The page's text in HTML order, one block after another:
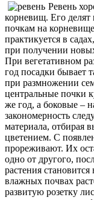
Ревень
корневищ. Его делят
почкам на
практикуется в
при получении
При вегетативном
год посадки бывает
при размножении
центральные почки
же год, а боковые –
закономерность
материала, отбирая
цветением. С
прореживают. Их
одно от другого,
растения
влажных почвах
развитую розетку